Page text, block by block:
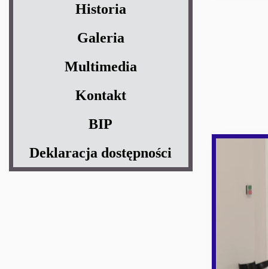
Historia
Galeria
Multimedia
Kontakt
BIP
Deklaracja dostępności